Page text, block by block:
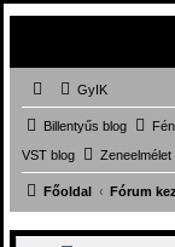
GyIK
Billentyűs blog
VST blog
Zeneelmélet
Főoldal Fórum